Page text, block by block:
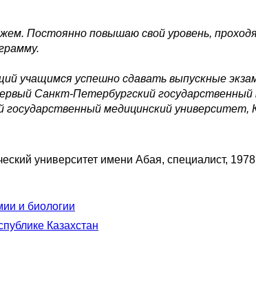
Постоянно повышаю свой уровень,
учащимся успешно сдавать выпускные
Санкт-Петербургский государственный
государственный медицинский университет,
университет имени Абая, специалист, 1978
и биологии
Казахстан